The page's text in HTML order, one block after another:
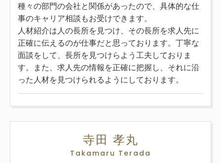
種々の部門の会社と関係があったので、具体的な仕
事のキャリア相談もお受けできます。
人材紹介は人の長所を見つけ、その長所を求人先に
正確に伝えるのが仕事だと思っております。丁寧な
面談をして、長所を見つけらよう工夫しておりま
す。また、求人先の情報を正確に把握し、それに沿
った人材を見つけられるようにしております。
寺田 孝丸
Takamaru Terada